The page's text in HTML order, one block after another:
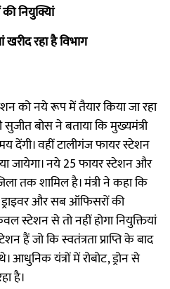
नियुक्यिां
खरीद रहा है विभाग
को नये रूप में तैयार किया जा रहा
सुजीत बोस ने बताया कि मुख्यमंत्री
देंगी। वहीं टालीगंज फायर स्टेशन
जायेगा। नये 25 फायर स्टेशन और
तक शामिल है। मंत्री ने कहा कि
और सब ऑफिसरों की
स्टेशन से तो नहीं होगा नियुक्तियां
हैं जो कि स्वतंत्रता प्राप्ति के बाद
यंत्रों में रोबोट, ड्रोन से
है।